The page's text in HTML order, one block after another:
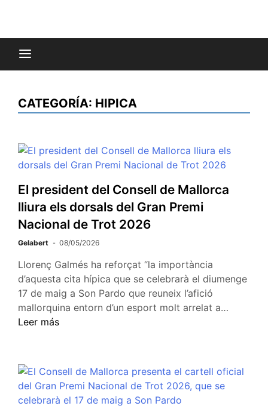
CATEGORÍA: HIPICA
El president del Consell de Mallorca
lliura els dorsals del Gran Premi
Nacional de Trot 2026
Gelabert 08/05/2026
Llorenç Galmés ha reforçat “la importància
d’aquesta cita hípica que se celebrarà el diumenge
17 de maig a Son Pardo que reuneix l’afició
mallorquina entorn d’un esport molt arrelat a…
Leer más